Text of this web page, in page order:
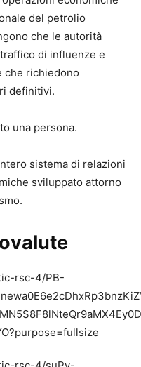
del petrolio
che le autorità
di influenze e
che richiedono
definitivi.
una persona.
sistema di relazioni
sviluppato attorno